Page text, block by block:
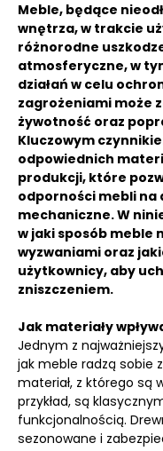
Meble, będące
wnętrza, w trakcie
różnorodne
atmosferyczne, w
działań w celu
zagrożeniami może
żywotność oraz
Kluczowym
odpowiednich
produkcji, które
odporności mebli na
mechaniczne. W
w jaki sposób meble
wyzwaniami oraz
użytkownicy, aby
zniszczeniem.
Jak materiały
Jednym z
jak meble radzą sobie
materiał, z którego są
przykład, są
funkcjonalnością.
sezonowane i